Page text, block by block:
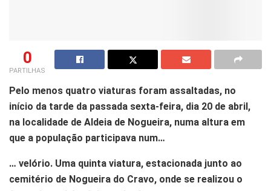
0
PARTILHAS
Pelo menos quatro viaturas foram assaltadas, no
início da tarde da passada sexta-feira, dia 20 de abril,
na localidade de Aldeia de Nogueira, numa altura em
que a população participava num…
… velório. Uma quinta viatura, estacionada junto ao
cemitério de Nogueira do Cravo, onde se realizou o